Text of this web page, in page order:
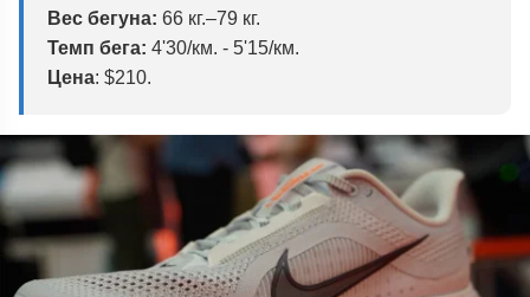
Вес бегуна: 66 кг.–79 кг.
Темп бега: 4'30/км. - 5'15/км.
Цена: $210.